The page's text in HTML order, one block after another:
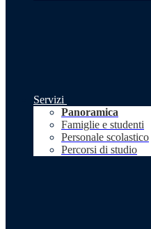
Servizi
Panoramica
Famiglie e studenti
Personale scolastico
Percorsi di studio